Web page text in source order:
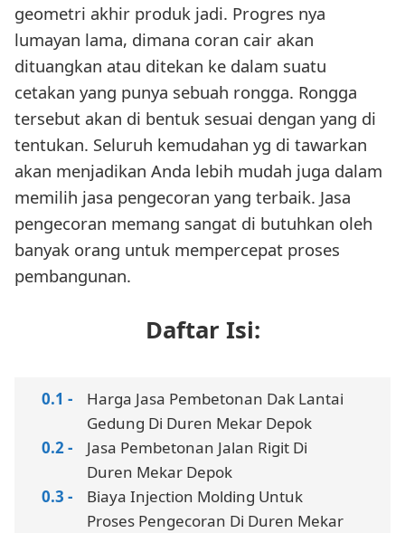
geometri akhir produk jadi. Progres nya
lumayan lama, dimana coran cair akan
dituangkan atau ditekan ke dalam suatu
cetakan yang punya sebuah rongga. Rongga
tersebut akan di bentuk sesuai dengan yang di
tentukan. Seluruh kemudahan yg di tawarkan
akan menjadikan Anda lebih mudah juga dalam
memilih jasa pengecoran yang terbaik. Jasa
pengecoran memang sangat di butuhkan oleh
banyak orang untuk mempercepat proses
pembangunan.
Daftar Isi:
Harga Jasa Pembetonan Dak Lantai
Gedung Di Duren Mekar Depok
Jasa Pembetonan Jalan Rigit Di
Duren Mekar Depok
Biaya Injection Molding Untuk
Proses Pengecoran Di Duren Mekar